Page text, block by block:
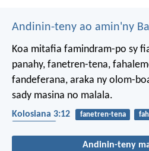
Andinin-teny ao amin'ny
Koa mitafia famindram-po sy
panahy, fanetren-tena,
fandeferana, araka ny olom-
sady masina no malala.
Kolosiana 3:12 fanetren-tena
Andinin-teny